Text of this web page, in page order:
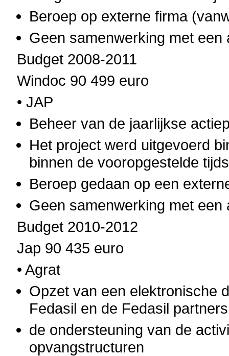
Beroep op externe firma
Geen samenwerking met
Budget 2008-2011
Windoc 90 499 euro
• JAP
Beheer van de jaarlijkse
Het project werd uitgevoerd
binnen de vooropgestelde
Beroep gedaan op een
Geen samenwerking met
Budget 2010-2012
Jap 90 435 euro
• Agrat
Opzet van een elektronische
Fedasil en de Fedasil
de ondersteuning van de
opvangstructuren